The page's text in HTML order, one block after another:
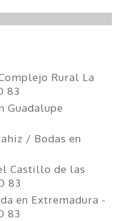
Rural La
83
Guadalupe
/ Bodas en
el Castillo de las
83
en Extremadura -
83